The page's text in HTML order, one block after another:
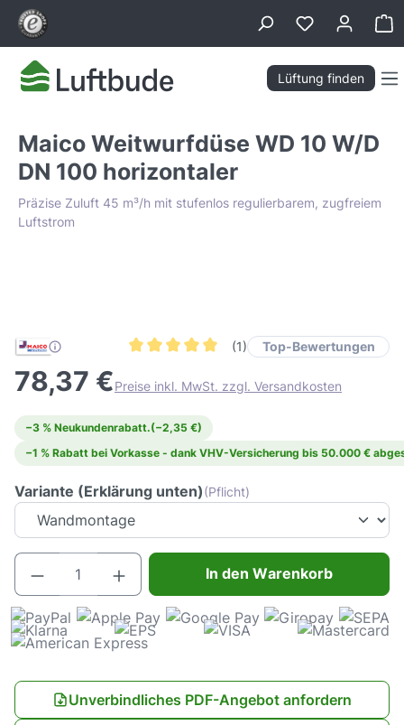
springen
Lüftung finden
Maico Weitwurfdüse WD 10 W/D
DN 100 horizontaler
Präzise Zuluft 45 m³/h mit stufenlos regulierbarem, zugfreiem
Luftstrom
Tiefpreis Garantie (1) Top-Bewertungen
78,37 €Preise inkl. MwSt. zzgl. Versandkosten
−3 % Neukundenrabatt.(−2,35 €)
−1 % Rabatt bei Vorkasse - dank VHV-Versicherung bis 50.000 €
Variante (Erklärung unten)(Pflicht)
Produkt Anzahl: Gib den gewünschten
In den Warenkorb
Unverbindliches PDF-Angebot anfordern